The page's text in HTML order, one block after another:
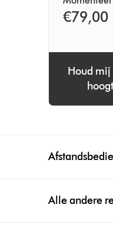
€79,00
Houd mij
Alle andere